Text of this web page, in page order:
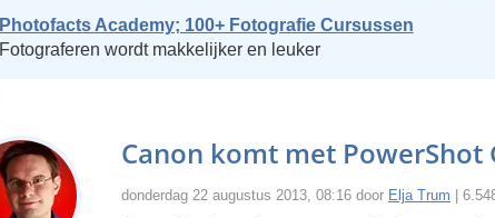
Photofacts Academy; 100+ Fotografie Cursussen
Fotograferen wordt makkelijker en leuker
Canon komt met PowerShot
donderdag 22 augustus 2013, 08:16 door Elja Trum |